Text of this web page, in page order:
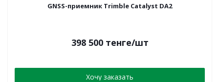
GNSS-приемник Trimble Catalyst DA2
398 500тенге/шт
Хочу заказать